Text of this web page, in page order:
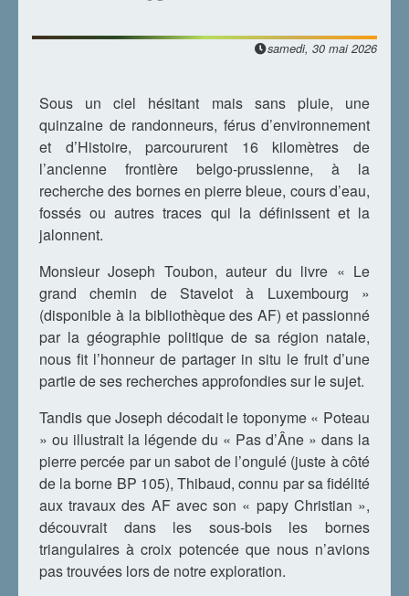
samedi, 30 mai 2026
Sous un ciel hésitant mais sans pluie, une
quinzaine de randonneurs, férus d’environnement
et d’Histoire, parcoururent 16 kilomètres de
l’ancienne frontière belgo-prussienne, à la
recherche des bornes en pierre bleue, cours d’eau,
fossés ou autres traces qui la définissent et la
jalonnent.
Monsieur Joseph Toubon, auteur du livre « Le
grand chemin de Stavelot à Luxembourg »
(disponible à la bibliothèque des AF) et passionné
par la géographie politique de sa région natale,
nous fit l’honneur de partager in situ le fruit d’une
partie de ses recherches approfondies sur le sujet.
Tandis que Joseph décodait le toponyme « Poteau
» ou illustrait la légende du « Pas d’Âne » dans la
pierre percée par un sabot de l’ongulé (juste à côté
de la borne BP 105), Thibaud, connu par sa fidélité
aux travaux des AF avec son « papy Christian »,
découvrait dans les sous-bois les bornes
triangulaires à croix potencée que nous n’avions
pas trouvées lors de notre exploration.